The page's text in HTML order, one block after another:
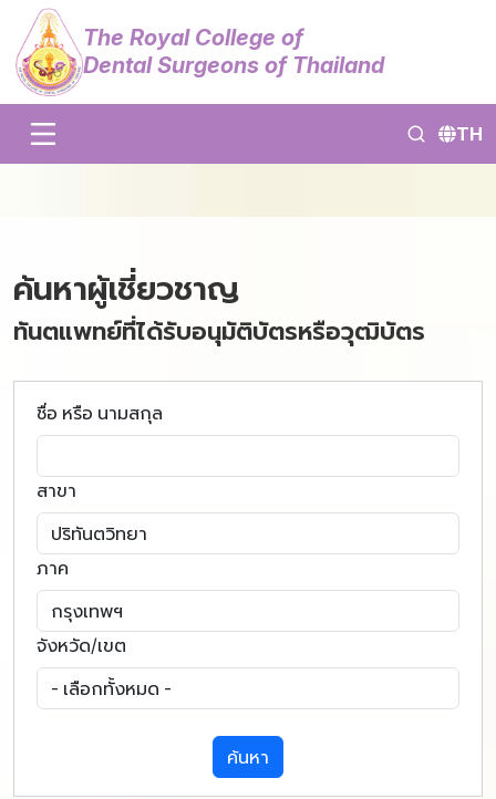
The Royal College of
Dental Surgeons of Thailand
TH
ค้นหาผู้เชี่ยวชาญ
ทันตแพทย์ที่ได้รับอนุมัติบัตรหรือวุฒิบัตร
ชื่อ หรือ นามสกุล
สาขา
ภาค
จังหวัด/เขต
ค้นหา